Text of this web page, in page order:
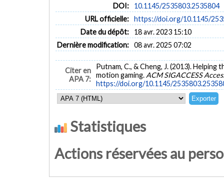
DOI:
10.1145/2535803.2535804
URL officielle: https://doi.org/10.1145/
Date du dépôt:
18 avr. 2023 15:10
Dernière modification: 08 avr. 2025 07:02
Citer en
APA 7:
Putnam, C., & Cheng, J. (2013).
motion gaming. ACM SIGACCESS
https://doi.org/10.1145/
Statistiques
Actions réservées au